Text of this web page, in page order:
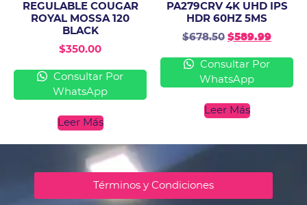
REGULABLE COUGAR
ROYAL MOSSA 120
BLACK
$350.00
Consultar Por
WhatsApp
Leer Más
PA279CRV 4K UHD IPS
HDR 60HZ 5MS
$678.50 $589.99
Consultar Por
WhatsApp
Leer Más
Términos y Condiciones